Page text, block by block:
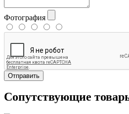
Фотография
Отправить
Сопутствующие